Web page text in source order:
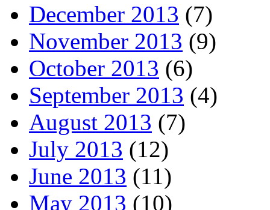
December 2013 (7)
November 2013 (9)
October 2013 (6)
September 2013 (4)
August 2013 (7)
July 2013 (12)
June 2013 (11)
May 2013 (10)